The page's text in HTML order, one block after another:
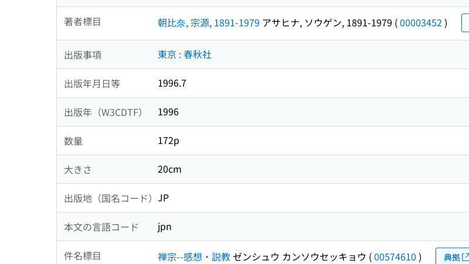
著者標目 朝比奈, 宗源, 1891-1979 アサヒナ, ソウゲン, 1891-1979 (00003452 )
出版事項 東京 : 春秋社
出版年月日等 1996.7
出版年（W3CDTF） 1996
数量 172p
大きさ 20cm
出版地（国名コード） JP
本文の言語コード jpn
件名標目 禅宗--感想・説教ゼンシュウ カンソウセッキョウ (00574610 ) 典拠